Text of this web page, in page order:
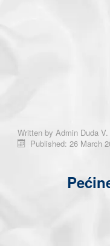
Written by Admin Duda V.
Published: 26 March